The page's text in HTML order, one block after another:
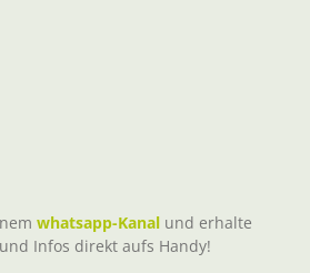
whatsapp-Kanal und erhalte
Infos direkt aufs Handy!